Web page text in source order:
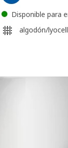
Disponible para
algodón/lyocell